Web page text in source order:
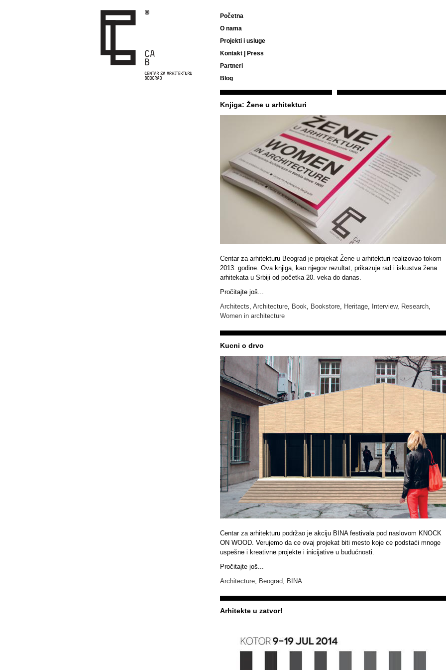
Početna
O nama
Projekti i usluge
Kontakt | Press
Partneri
Blog
Knjiga: Žene u arhitekturi
Centar za arhitekturu Beograd je projekat Žene u arhitekturi realizovao tokom
2013. godine. Ova knjiga, kao njegov rezultat, prikazuje rad i iskustva žena
arhitekata u Srbiji od početka 20. veka do danas.
Pročitajte još...
Architects, Architecture, Book, Bookstore, Heritage, Interview, Research,
Women in architecture
Kucni o drvo
Centar za arhitekturu podržao je akciju BINA festivala pod naslovom KNOCK
ON WOOD. Verujemo da ce ovaj projekat biti mesto koje ce podstaći mnoge
uspešne i kreativne projekte i inicijative u budućnosti.
Pročitajte još...
Architecture, Beograd, BINA
Arhitekte u zatvor!